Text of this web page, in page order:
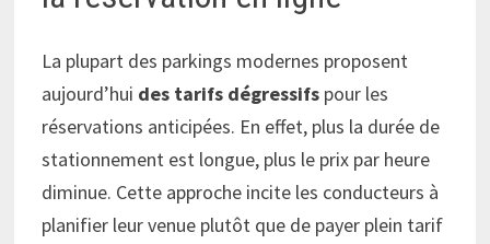
La plupart des parkings modernes proposent
aujourd’hui des tarifs dégressifs pour les
réservations anticipées. En effet, plus la durée de
stationnement est longue, plus le prix par heure
diminue. Cette approche incite les conducteurs à
planifier leur venue plutôt que de payer plein tarif